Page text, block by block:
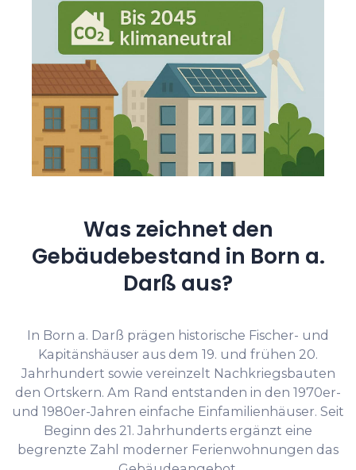
Was zeichnet den
Gebäudebestand in Born a.
Darß aus?
In Born a. Darß prägen historische Fischer- und
Kapitänshäuser aus dem 19. und frühen 20.
Jahrhundert sowie vereinzelt Nachkriegsbauten
den Ortskern. Am Rand entstanden in den 1970er-
und 1980er-Jahren einfache Einfamilienhäuser. Seit
Beginn des 21. Jahrhunderts ergänzt eine
begrenzte Zahl moderner Ferienwohnungen das